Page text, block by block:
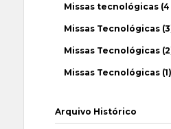
Missas tecnológicas (4
Missas Tecnológicas
Missas Tecnológicas
Missas Tecnológicas (1)
Arquivo Histórico